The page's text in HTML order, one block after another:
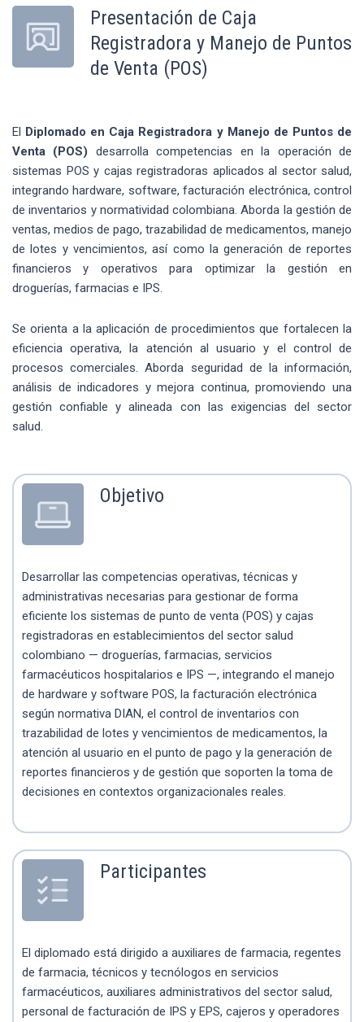
Presentación de Caja
Registradora y Manejo de Puntos
de Venta (POS)
El Diplomado en Caja Registradora y Manejo de Puntos de
Venta (POS) desarrolla competencias en la operación de
sistemas POS y cajas registradoras aplicados al sector salud,
integrando hardware, software, facturación electrónica, control
de inventarios y normatividad colombiana. Aborda la gestión de
ventas, medios de pago, trazabilidad de medicamentos, manejo
de lotes y vencimientos, así como la generación de reportes
financieros y operativos para optimizar la gestión en
droguerías, farmacias e IPS.
Se orienta a la aplicación de procedimientos que fortalecen la
eficiencia operativa, la atención al usuario y el control de
procesos comerciales. Aborda seguridad de la información,
análisis de indicadores y mejora continua, promoviendo una
gestión confiable y alineada con las exigencias del sector
salud.
Objetivo
Desarrollar las competencias operativas, técnicas y
administrativas necesarias para gestionar de forma
eficiente los sistemas de punto de venta (POS) y cajas
registradoras en establecimientos del sector salud
colombiano — droguerías, farmacias, servicios
farmacéuticos hospitalarios e IPS —, integrando el manejo
de hardware y software POS, la facturación electrónica
según normativa DIAN, el control de inventarios con
trazabilidad de lotes y vencimientos de medicamentos, la
atención al usuario en el punto de pago y la generación de
reportes financieros y de gestión que soporten la toma de
decisiones en contextos organizacionales reales.
Participantes
El diplomado está dirigido a auxiliares de farmacia, regentes
de farmacia, técnicos y tecnólogos en servicios
farmacéuticos, auxiliares administrativos del sector salud,
personal de facturación de IPS y EPS, cajeros y operadores